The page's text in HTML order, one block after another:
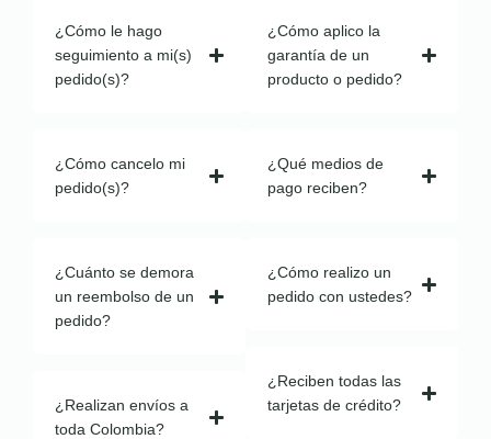
¿Cómo le hago
seguimiento a mi(s)
pedido(s)?
¿Cómo cancelo mi
pedido(s)?
¿Cuánto se demora
un reembolso de un
pedido?
¿Realizan envíos a
toda Colombia?
¿Cómo aplico la
garantía de un
producto o pedido?
¿Qué medios de
pago reciben?
¿Cómo realizo un
pedido con ustedes?
¿Reciben todas las
tarjetas de crédito?